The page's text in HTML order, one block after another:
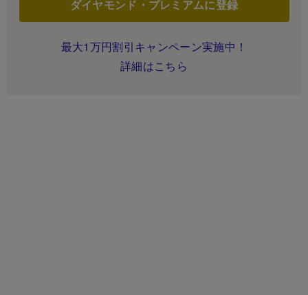
ダイヤモンド・プレミアムに登録
最大1万円割引キャンペーン実施中！
詳細はこちら